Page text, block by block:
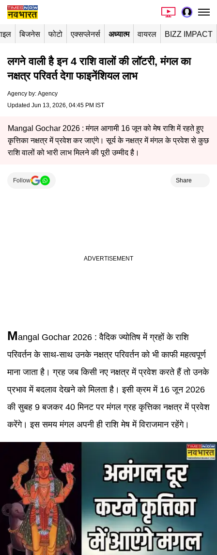
बिजनेस फोटो एक्सप्लेनर्स अध्यात्म वायरल BIZZ IMPACT
लगने वाली है इन 4 राशि वालों की लॉटरी, मंगल का
नक्षत्र परिवर्त देगा फाइनेंशियल लाभ
Agency by: Agency
Updated Jun 13, 2026, 04:45 PM IST
Mangal Gochar 2026 : मंगल आगामी 16 जून को मेष राशि में रहते हुए
कृत्तिका नक्षत्र में प्रवेश कर जाएंगे। सूर्य के नक्षत्र में मंगल के प्रवेश से कुछ
राशि वालों को भारी लाभ मिलने की पूरी उम्मीद है।
Follow Share
Mangal Gochar 2026 : वैदिक ज्योतिष में ग्रहों के राशि
परिवर्तन के साथ-साथ उनके नक्षत्र परिवर्तन को भी काफी महत्वपूर्ण
माना जाता है। ग्रह जब किसी नए नक्षत्र में प्रवेश करते हैं तो उनके
प्रभाव में बदलाव देखने को मिलता है। इसी क्रम में 16 जून 2026
की सुबह 9 बजकर 40 मिनट पर मंगल ग्रह कृत्तिका नक्षत्र में प्रवेश
करेंगे। इस समय मंगल अपनी ही राशि मेष में विराजमान रहेंगे।